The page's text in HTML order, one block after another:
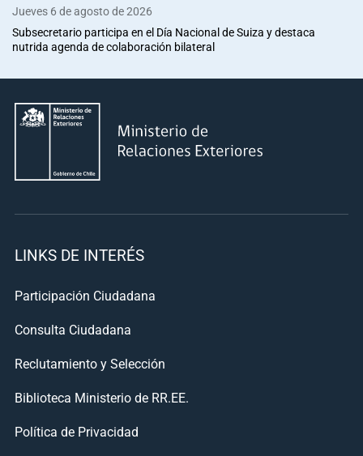
Jueves 6 de agosto de 2026
Subsecretario participa en el Día Nacional de Suiza y destaca
nutrida agenda de colaboración bilateral
LINKS DE INTERÉS
Participación Ciudadana
Consulta Ciudadana
Reclutamiento y Selección
Biblioteca Ministerio de RR.EE.
Política de Privacidad